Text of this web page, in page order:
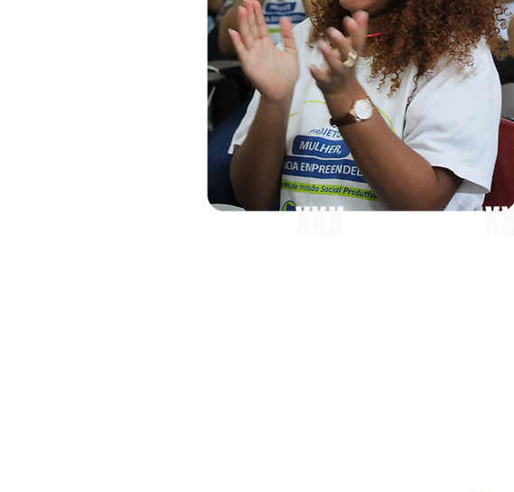
XXX XXX